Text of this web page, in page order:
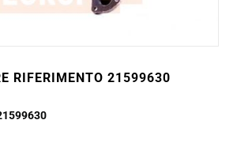
RIFERIMENTO 21599630